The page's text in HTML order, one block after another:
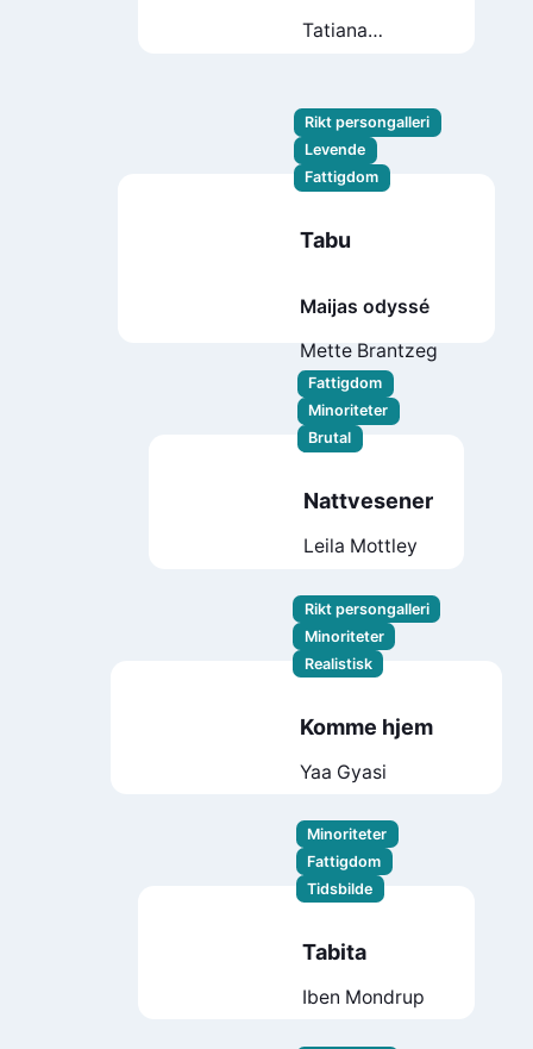
Tatiana
Rikt persongalleri
Levende
Fattigdom
Tabu
Maijas odyssé
Mette Brantzeg
Fattigdom
Minoriteter
Brutal
Nattvesener
Leila Mottley
Rikt persongalleri
Minoriteter
Realistisk
Komme hjem
Yaa Gyasi
Minoriteter
Fattigdom
Tidsbilde
Tabita
Iben Mondrup